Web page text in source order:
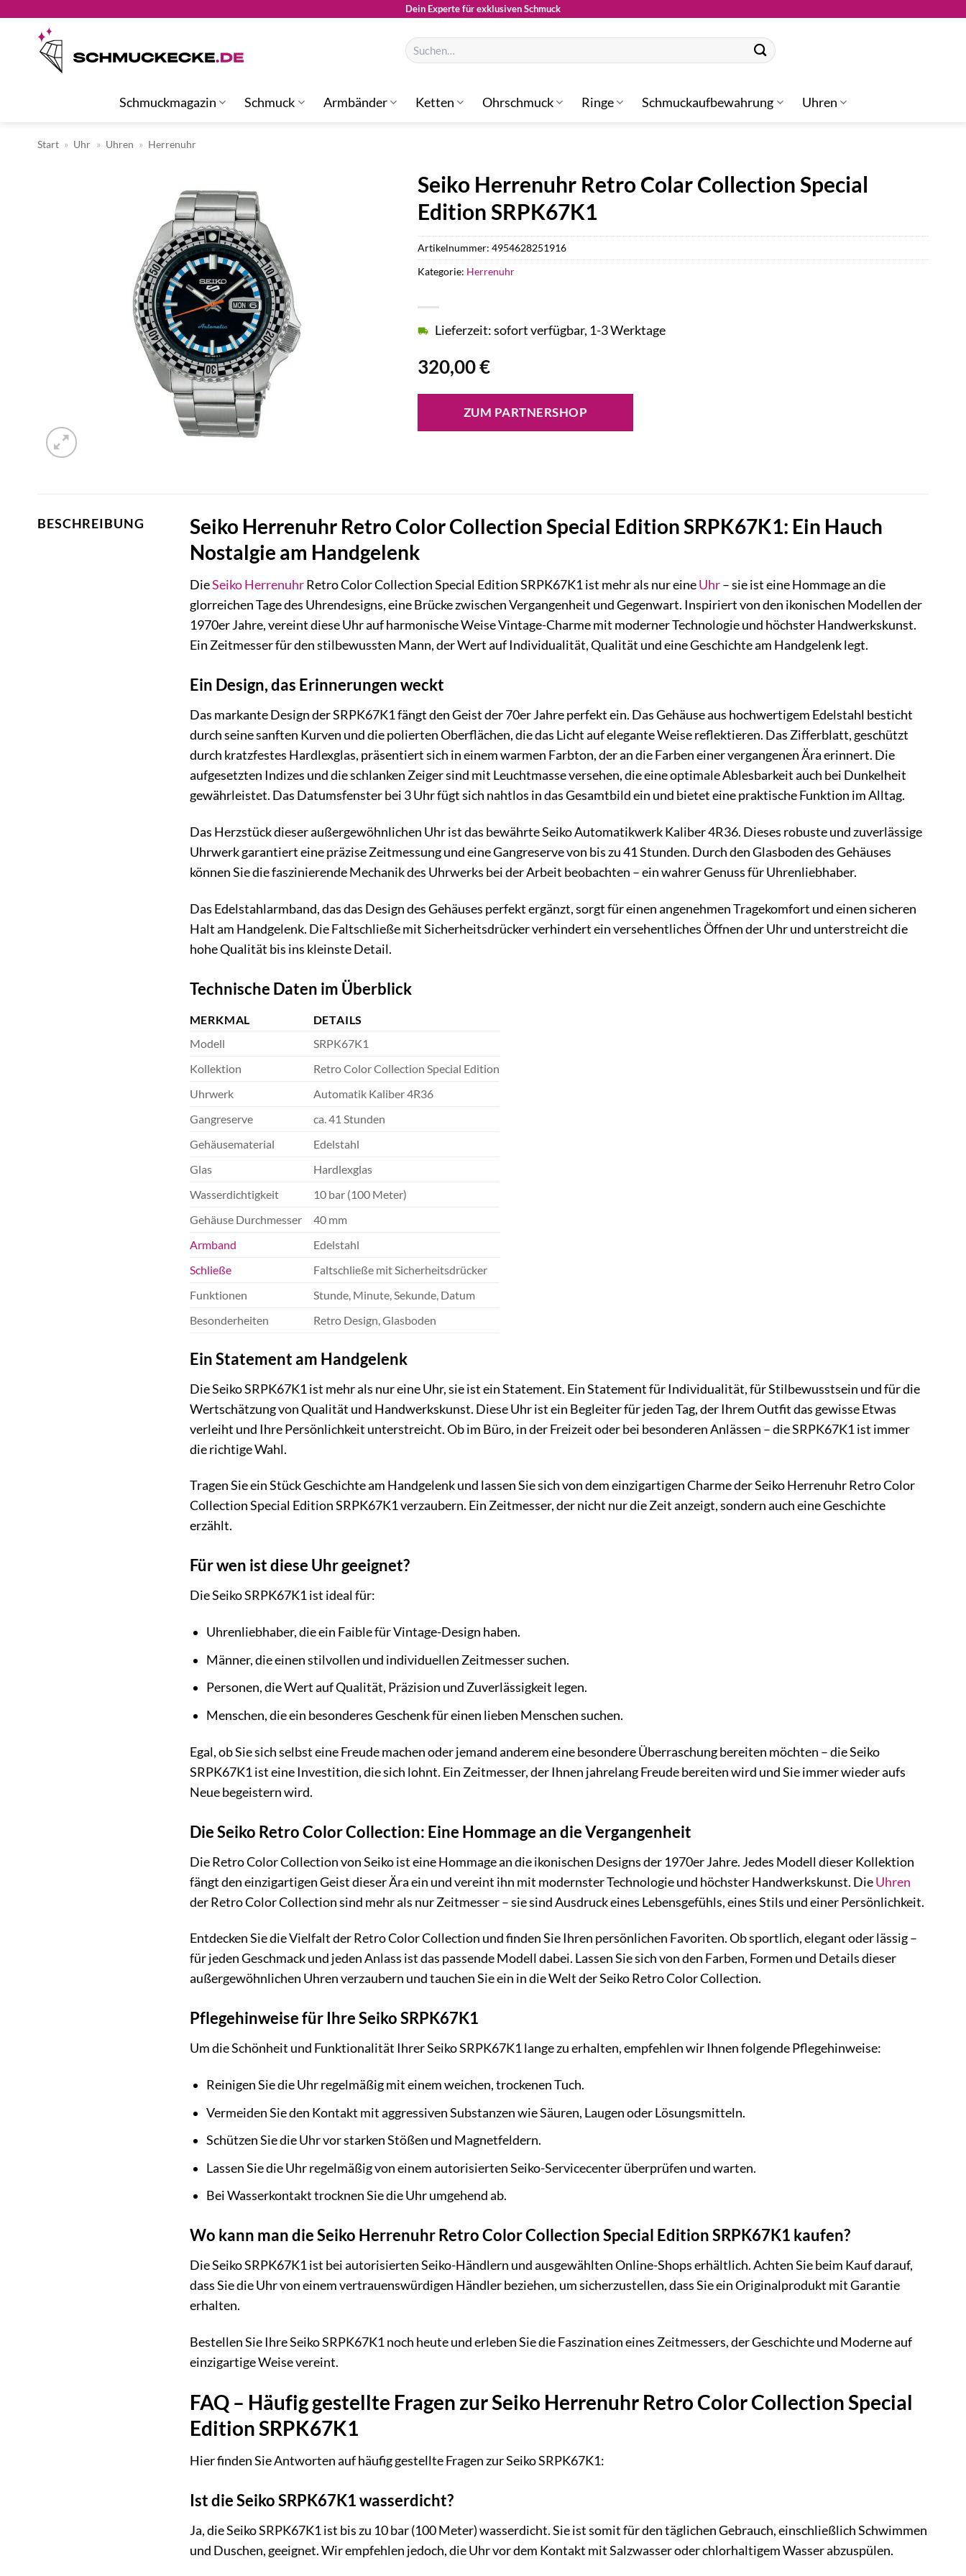
springen
Dein Experte für exklusiven Schmuck
Suchen
nach:
Schmuckmagazin Schmuck Armbänder Ketten Ohrschmuck Ringe Schmuckaufbewahrung Uhren
Start » Uhr » Uhren » Herrenuhr
Seiko Herrenuhr Retro Colar Collection Special
Edition SRPK67K1
320,00€
Lieferzeit: sofort verfügbar, 1-3 Werktage
ZUM PARTNERSHOP
Artikelnummer:4954628251916
Kategorie: Herrenuhr
BESCHREIBUNG
Seiko Herrenuhr Retro Color Collection Special Edition SRPK67K1: Ein Hauch
Nostalgie am Handgelenk
DieSeiko HerrenuhrRetro Color Collection Special Edition SRPK67K1 ist mehr als nur eineUhr– sie ist eine Hommage an die
glorreichen Tage des Uhrendesigns, eine Brücke zwischen Vergangenheit und Gegenwart. Inspiriert von den ikonischen Modellen der
1970er Jahre, vereint diese Uhr auf harmonische Weise Vintage-Charme mit moderner Technologie und höchster Handwerkskunst.
Ein Zeitmesser für den stilbewussten Mann, der Wert auf Individualität, Qualität und eine Geschichte am Handgelenk legt.
Ein Design, das Erinnerungen weckt
Das markante Design der SRPK67K1 fängt den Geist der 70er Jahre perfekt ein. Das Gehäuse aus hochwertigem Edelstahl besticht
durch seine sanften Kurven und die polierten Oberflächen, die das Licht auf elegante Weise reflektieren. Das Zifferblatt, geschützt
durch kratzfestes Hardlexglas, präsentiert sich in einem warmen Farbton, der an die Farben einer vergangenen Ära erinnert. Die
aufgesetzten Indizes und die schlanken Zeiger sind mit Leuchtmasse versehen, die eine optimale Ablesbarkeit auch bei Dunkelheit
gewährleistet. Das Datumsfenster bei 3 Uhr fügt sich nahtlos in das Gesamtbild ein und bietet eine praktische Funktion im Alltag.
Das Herzstück dieser außergewöhnlichen Uhr ist das bewährte Seiko Automatikwerk Kaliber 4R36. Dieses robuste und zuverlässige
Uhrwerk garantiert eine präzise Zeitmessung und eine Gangreserve von bis zu 41 Stunden. Durch den Glasboden des Gehäuses
können Sie die faszinierende Mechanik des Uhrwerks bei der Arbeit beobachten – ein wahrer Genuss für Uhrenliebhaber.
Das Edelstahlarmband, das das Design des Gehäuses perfekt ergänzt, sorgt für einen angenehmen Tragekomfort und einen sicheren
Halt am Handgelenk. Die Faltschließe mit Sicherheitsdrücker verhindert ein versehentliches Öffnen der Uhr und unterstreicht die
hohe Qualität bis ins kleinste Detail.
Technische Daten im Überblick
MERKMAL
DETAILS
Modell
SRPK67K1
Kollektion
Retro Color Collection Special Edition
Uhrwerk
Automatik Kaliber 4R36
Gangreserve
ca. 41 Stunden
Gehäusematerial
Edelstahl
Glas
Hardlexglas
Wasserdichtigkeit
10 bar (100 Meter)
Gehäuse Durchmesser
40 mm
Armband
Edelstahl
Schließe
Faltschließe mit Sicherheitsdrücker
Funktionen
Stunde, Minute, Sekunde, Datum
Besonderheiten
Retro Design, Glasboden
Ein Statement am Handgelenk
Die Seiko SRPK67K1 ist mehr als nur eine Uhr, sie ist ein Statement. Ein Statement für Individualität, für Stilbewusstsein und für die
Wertschätzung von Qualität und Handwerkskunst. Diese Uhr ist ein Begleiter für jeden Tag, der Ihrem Outfit das gewisse Etwas
verleiht und Ihre Persönlichkeit unterstreicht. Ob im Büro, in der Freizeit oder bei besonderen Anlässen – die SRPK67K1 ist immer
die richtige Wahl.
Tragen Sie ein Stück Geschichte am Handgelenk und lassen Sie sich von dem einzigartigen Charme der Seiko Herrenuhr Retro Color
Collection Special Edition SRPK67K1 verzaubern. Ein Zeitmesser, der nicht nur die Zeit anzeigt, sondern auch eine Geschichte
erzählt.
Für wen ist diese Uhr geeignet?
Die Seiko SRPK67K1 ist ideal für:
Uhrenliebhaber, die ein Faible für Vintage-Design haben.
Männer, die einen stilvollen und individuellen Zeitmesser suchen.
Personen, die Wert auf Qualität, Präzision und Zuverlässigkeit legen.
Menschen, die ein besonderes Geschenk für einen lieben Menschen suchen.
Egal, ob Sie sich selbst eine Freude machen oder jemand anderem eine besondere Überraschung bereiten möchten – die Seiko
SRPK67K1 ist eine Investition, die sich lohnt. Ein Zeitmesser, der Ihnen jahrelang Freude bereiten wird und Sie immer wieder aufs
Neue begeistern wird.
Die Seiko Retro Color Collection: Eine Hommage an die Vergangenheit
Die Retro Color Collection von Seiko ist eine Hommage an die ikonischen Designs der 1970er Jahre. Jedes Modell dieser Kollektion
fängt den einzigartigen Geist dieser Ära ein und vereint ihn mit modernster Technologie und höchster Handwerkskunst. DieUhren
der Retro Color Collection sind mehr als nur Zeitmesser – sie sind Ausdruck eines Lebensgefühls, eines Stils und einer Persönlichkeit.
Entdecken Sie die Vielfalt der Retro Color Collection und finden Sie Ihren persönlichen Favoriten. Ob sportlich, elegant oder lässig –
für jeden Geschmack und jeden Anlass ist das passende Modell dabei. Lassen Sie sich von den Farben, Formen und Details dieser
außergewöhnlichen Uhren verzaubern und tauchen Sie ein in die Welt der Seiko Retro Color Collection.
Pflegehinweise für Ihre Seiko SRPK67K1
Um die Schönheit und Funktionalität Ihrer Seiko SRPK67K1 lange zu erhalten, empfehlen wir Ihnen folgende Pflegehinweise:
Reinigen Sie die Uhr regelmäßig mit einem weichen, trockenen Tuch.
Vermeiden Sie den Kontakt mit aggressiven Substanzen wie Säuren, Laugen oder Lösungsmitteln.
Schützen Sie die Uhr vor starken Stößen und Magnetfeldern.
Lassen Sie die Uhr regelmäßig von einem autorisierten Seiko-Servicecenter überprüfen und warten.
Bei Wasserkontakt trocknen Sie die Uhr umgehend ab.
Wo kann man die Seiko Herrenuhr Retro Color Collection Special Edition SRPK67K1 kaufen?
Die Seiko SRPK67K1 ist bei autorisierten Seiko-Händlern und ausgewählten Online-Shops erhältlich. Achten Sie beim Kauf darauf,
dass Sie die Uhr von einem vertrauenswürdigen Händler beziehen, um sicherzustellen, dass Sie ein Originalprodukt mit Garantie
erhalten.
Bestellen Sie Ihre Seiko SRPK67K1 noch heute und erleben Sie die Faszination eines Zeitmessers, der Geschichte und Moderne auf
einzigartige Weise vereint.
FAQ – Häufig gestellte Fragen zur Seiko Herrenuhr Retro Color Collection Special
Edition SRPK67K1
Hier finden Sie Antworten auf häufig gestellte Fragen zur Seiko SRPK67K1:
Ist die Seiko SRPK67K1 wasserdicht?
Ja, die Seiko SRPK67K1 ist bis zu 10 bar (100 Meter) wasserdicht. Sie ist somit für den täglichen Gebrauch, einschließlich Schwimmen
und Duschen, geeignet. Wir empfehlen jedoch, die Uhr vor dem Kontakt mit Salzwasser oder chlorhaltigem Wasser abzuspülen.